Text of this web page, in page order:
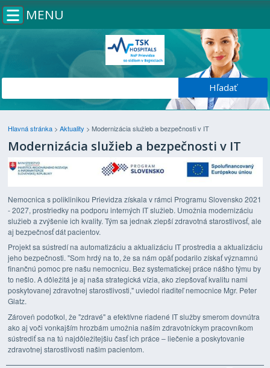
MENU
Hlavná stránka > Aktuality > Modernizácia služieb a bezpečnosti v IT
Modernizácia služieb a bezpečnosti v IT
Nemocnica s poliklinikou Prievidza získala v rámci Programu Slovensko 2021
- 2027, prostriedky na podporu interných IT služieb. Umožnia modernizáciu
služieb a zvýšenie ich kvality. Tým sa jednak zlepší zdravotná starostlivosť, ale
aj bezpečnosť dát pacientov.
Projekt sa sústredí na automatizáciu a aktualizáciu IT prostredia a aktualizáciu
jeho bezpečnosti. "Som hrdý na to, že sa nám opäť podarilo získať významnú
finančnú pomoc pre našu nemocnicu. Bez systematickej práce nášho týmu by
to nešlo. A dôležitá je aj naša strategická vízia, ako zlepšovať kvalitu nami
poskytovanej zdravotnej starostlivosti," uviedol riaditeľ nemocnice Mgr. Peter
Glatz.
Zároveň podotkol, že "zdravé" a efektívne riadené IT služby smerom dovnútra
ako aj voči vonkajším hrozbám umožnia naším zdravotníckym pracovníkom
sústrediť sa na tú najdôležitejšiu časť ich práce – liečenie a poskytovanie
zdravotnej starostlivosti našim pacientom.